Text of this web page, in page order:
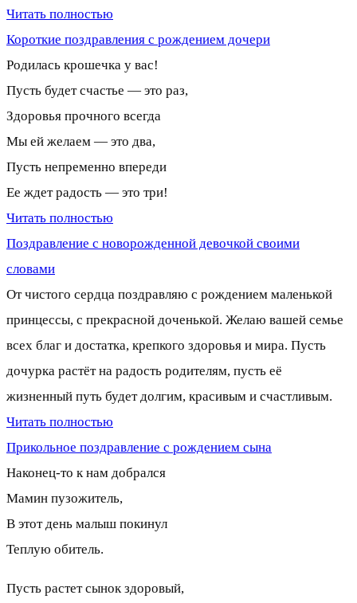
Читать полностью
Короткие поздравления с рождением дочери
Родилась крошечка у вас!
Пусть будет счастье — это раз,
Здоровья прочного всегда
Мы ей желаем — это два,
Пусть непременно впереди
Ее ждет радость — это три!
Читать полностью
Поздравление с новорожденной девочкой своими
словами
От чистого сердца поздравляю с рождением маленькой
принцессы, с прекрасной доченькой. Желаю вашей семье
всех благ и достатка, крепкого здоровья и мира. Пусть
дочурка растёт на радость родителям, пусть её
жизненный путь будет долгим, красивым и счастливым.
Читать полностью
Прикольное поздравление с рождением сына
Наконец-то к нам добрался
Мамин пузожитель,
В этот день малыш покинул
Теплую обитель.
Пусть растет сынок здоровый,